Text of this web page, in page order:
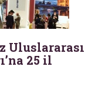
Uluslararası
25 il